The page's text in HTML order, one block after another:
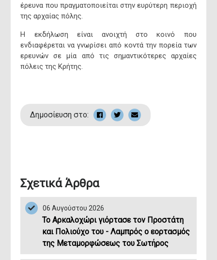
έρευνα που πραγματοποιείται στην ευρύτερη περιοχή
της αρχαίας πόλης.
Η εκδήλωση είναι ανοιχτή στο κοινό που
ενδιαφέρεται να γνωρίσει από κοντά την πορεία των
ερευνών σε μία από τις σημαντικότερες αρχαίες
πόλεις της Κρήτης.
Δημοσίευση στο:
Σχετικά Άρθρα
06 Αυγούστου 2026
Το Αρκαλοχώρι γιόρτασε τον Προστάτη
και Πολιούχο του - Λαμπρός ο εορτασμός
της Μεταμορφώσεως του Σωτήρος
Δήμαρχος
e-mail: